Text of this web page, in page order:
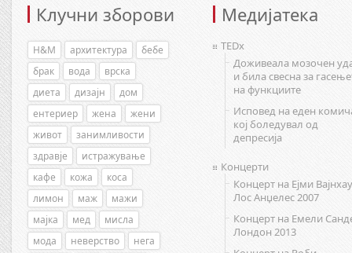
Клучни зборови
H&M архитектура
бебе
брак
вода
врска
диета
дизајн
дом
ентериер
жена
жени
живот
занимливости
здравје
истражување
кафе
кожа
коса
лимон
маж
мажи
мајка
мед
мисла
мода
неверство
нега
Медијатека
TEDx
Доживеала мозочен
и била свесна за
на функциите
Исповед на еден
кој боледувал од
депресија
Концерти
Концерт на Ејми
Лос Анџелес 2007
Концерт на Емели
Лондон 2013